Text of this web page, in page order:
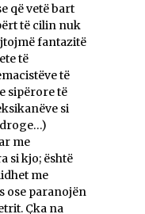
që vetë bart
të cilin nuk
fantazitë
të
të
sipërore të
si
me
si kjo; është
me
ose paranojën
Çka na